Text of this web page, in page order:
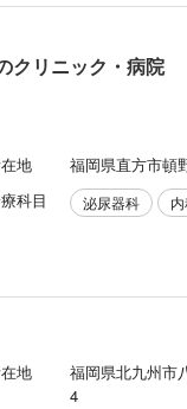
クリニック・病院
地
福岡県直方市頓
科目
泌尿器科
地
福岡県北九州市
4